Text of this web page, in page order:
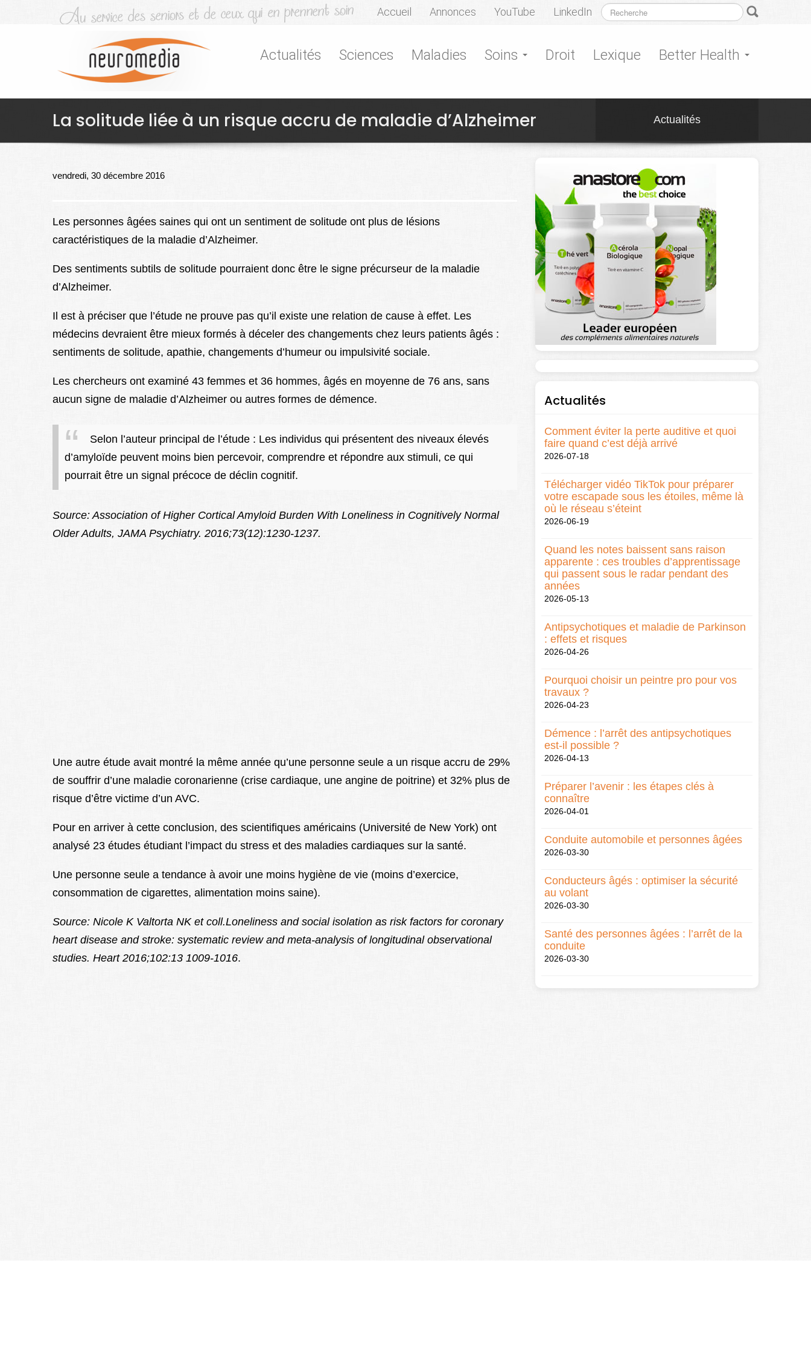
Accueil Annonces YouTube LinkedIn
Actualités Sciences Maladies Soins Droit Lexique Better Health
La solitude liée à un risque accru de maladie d’Alzheimer Actualités
vendredi, 30 décembre 2016
Les personnes âgées saines qui ont un sentiment de solitude ont plus de lésions
caractéristiques de la maladie d’Alzheimer.
Des sentiments subtils de solitude pourraient donc être le signe précurseur de la maladie
d’Alzheimer.
Il est à préciser que l’étude ne prouve pas qu’il existe une relation de cause à effet. Les
médecins devraient être mieux formés à déceler des changements chez leurs patients âgés :
sentiments de solitude, apathie, changements d’humeur ou impulsivité sociale.
Les chercheurs ont examiné 43 femmes et 36 hommes, âgés en moyenne de 76 ans, sans
aucun signe de maladie d’Alzheimer ou autres formes de démence.
Selon l’auteur principal de l’étude : Les individus qui présentent des niveaux élevés
d’amyloïde peuvent moins bien percevoir, comprendre et répondre aux stimuli, ce qui
pourrait être un signal précoce de déclin cognitif.
Source: Association of Higher Cortical Amyloid Burden With Loneliness in Cognitively Normal
Older Adults, JAMA Psychiatry. 2016;73(12):1230-1237.
Une autre étude avait montré la même année qu’une personne seule a un risque accru de 29%
de souffrir d’une maladie coronarienne (crise cardiaque, une angine de poitrine) et 32% plus de
risque d’être victime d’un AVC.
Pour en arriver à cette conclusion, des scientifiques américains (Université de New York) ont
analysé 23 études étudiant l’impact du stress et des maladies cardiaques sur la santé.
Une personne seule a tendance à avoir une moins hygiène de vie (moins d’exercice,
consommation de cigarettes, alimentation moins saine).
Source: Nicole K Valtorta NK et coll.Loneliness and social isolation as risk factors for coronary
heart disease and stroke: systematic review and meta-analysis of longitudinal observational
studies. Heart 2016;102:13 1009-1016.
Actualités
Comment éviter la perte auditive et quoi
faire quand c’est déjà arrivé
2026-07-18
Télécharger vidéo TikTok pour préparer
votre escapade sous les étoiles, même là
où le réseau s’éteint
2026-06-19
Quand les notes baissent sans raison
apparente : ces troubles d’apprentissage
qui passent sous le radar pendant des
années
2026-05-13
Antipsychotiques et maladie de Parkinson
: effets et risques
2026-04-26
Pourquoi choisir un peintre pro pour vos
travaux ?
2026-04-23
Démence : l’arrêt des antipsychotiques
est-il possible ?
2026-04-13
Préparer l’avenir : les étapes clés à
connaître
2026-04-01
Conduite automobile et personnes âgées
2026-03-30
Conducteurs âgés : optimiser la sécurité
au volant
2026-03-30
Santé des personnes âgées : l’arrêt de la
conduite
2026-03-30